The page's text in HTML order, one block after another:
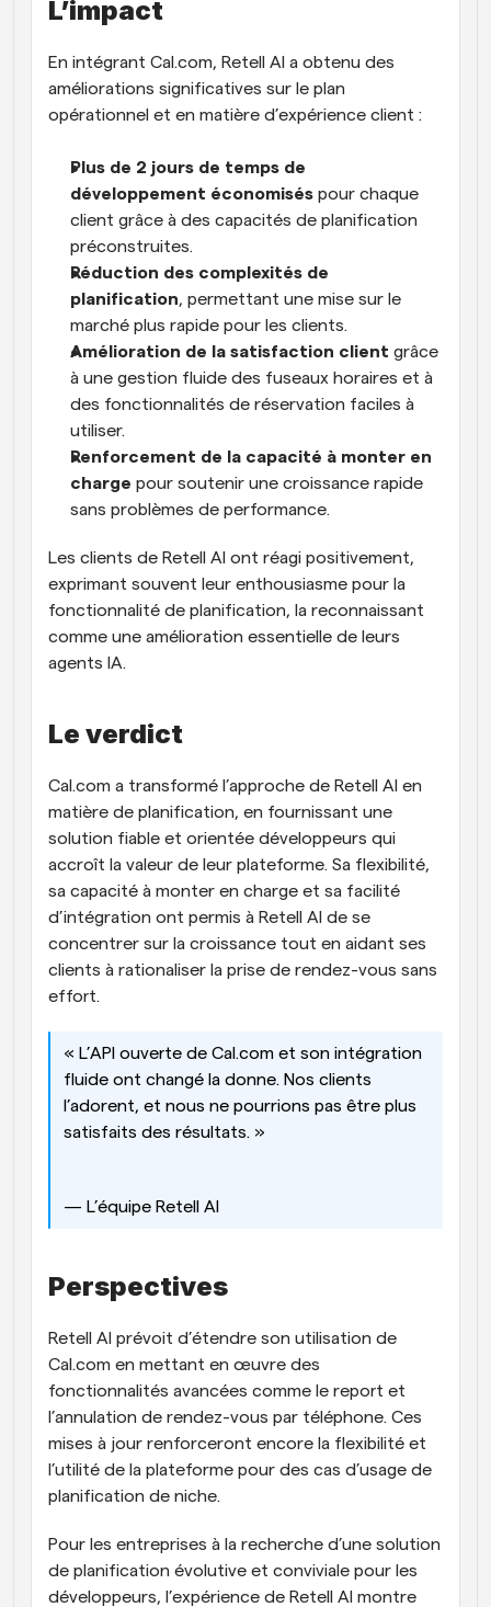
L’impact
En intégrant Cal.com, Retell AI a obtenu des
améliorations significatives sur le plan
opérationnel et en matière d’expérience client :
Plus de 2 jours de temps de
développement économisés pour chaque
client grâce à des capacités de planification
préconstruites.
Réduction des complexités de
planification, permettant une mise sur le
marché plus rapide pour les clients.
Amélioration de la satisfaction client grâce
à une gestion fluide des fuseaux horaires et à
des fonctionnalités de réservation faciles à
utiliser.
Renforcement de la capacité à monter en
charge pour soutenir une croissance rapide
sans problèmes de performance.
Les clients de Retell AI ont réagi positivement,
exprimant souvent leur enthousiasme pour la
fonctionnalité de planification, la reconnaissant
comme une amélioration essentielle de leurs
agents IA.
Le verdict
Cal.com a transformé l’approche de Retell AI en
matière de planification, en fournissant une
solution fiable et orientée développeurs qui
accroît la valeur de leur plateforme. Sa flexibilité,
sa capacité à monter en charge et sa facilité
d’intégration ont permis à Retell AI de se
concentrer sur la croissance tout en aidant ses
clients à rationaliser la prise de rendez-vous sans
effort.
« L’API ouverte de Cal.com et son intégration
fluide ont changé la donne. Nos clients
l’adorent, et nous ne pourrions pas être plus
satisfaits des résultats. »
— L’équipe Retell AI
Perspectives
Retell AI prévoit d’étendre son utilisation de
Cal.com en mettant en œuvre des
fonctionnalités avancées comme le report et
l’annulation de rendez-vous par téléphone. Ces
mises à jour renforceront encore la flexibilité et
l’utilité de la plateforme pour des cas d’usage de
planification de niche.
Pour les entreprises à la recherche d’une solution
de planification évolutive et conviviale pour les
développeurs, l’expérience de Retell AI montre